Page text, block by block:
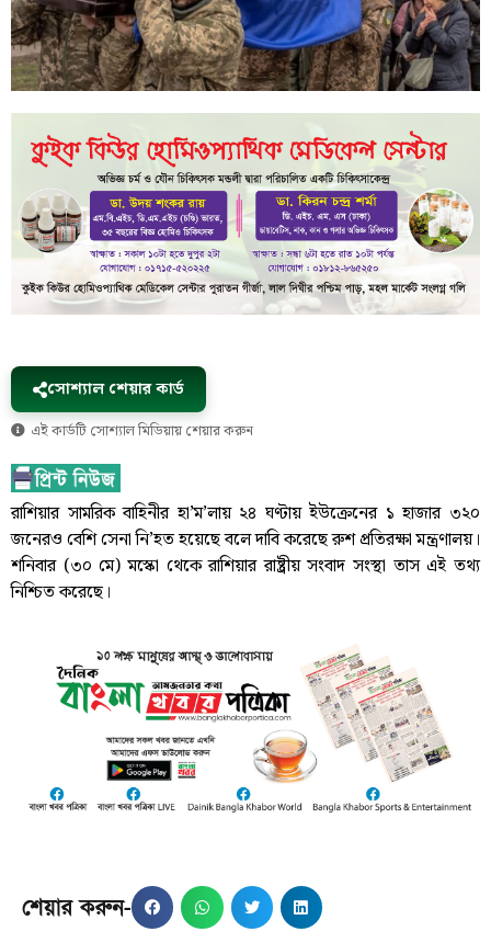
সোশ্যাল শেয়ার কার্ড
এই কার্ডটি সোশ্যাল মিডিয়ায় শেয়ার করুন
রাশিয়ার সামরিক বাহিনীর হা’ম’লায় ২৪ ঘণ্টায় ইউক্রেনের ১ হাজার ৩২০
জনেরও বেশি সেনা নি’হত হয়েছে বলে দাবি করেছে রুশ প্রতিরক্ষা মন্ত্রণালয়।
শনিবার (৩০ মে) মস্কো থেকে রাশিয়ার রাষ্ট্রীয় সংবাদ সংস্থা তাস এই তথ্য
নিশ্চিত করেছে।
শেয়ার করুন-